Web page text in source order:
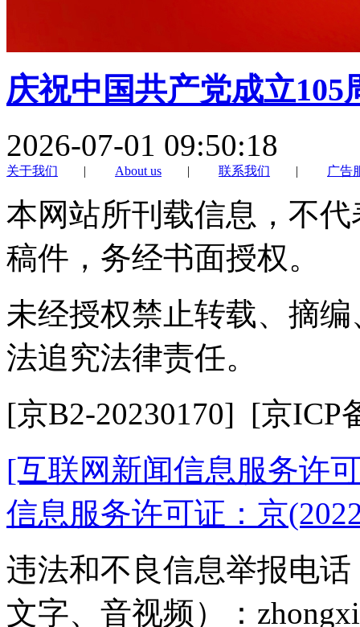
庆祝中国共产党成立105
2026-07-01 09:50:18
关于我们 | About us | 联系我们 | 广告
本网站所刊载信息，不
稿件，务经书面授权。
未经授权禁止转载、摘
法追究法律责任。
[京B2-20230170] [京ICP
[互联网新闻信息服务许
信息服务许可证：京
违法和不良信息举报电话
文字、音视频）：